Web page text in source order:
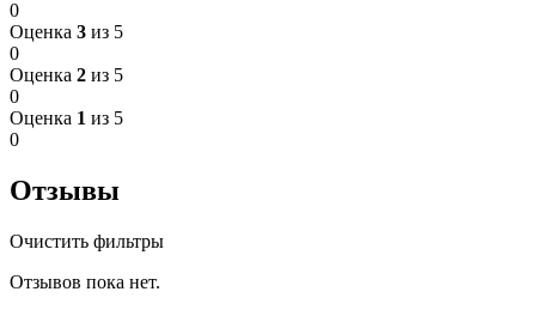
0
Оценка 3 из 5
0
Оценка 2 из 5
0
Оценка 1 из 5
0
Отзывы
Очистить фильтры
Отзывов пока нет.